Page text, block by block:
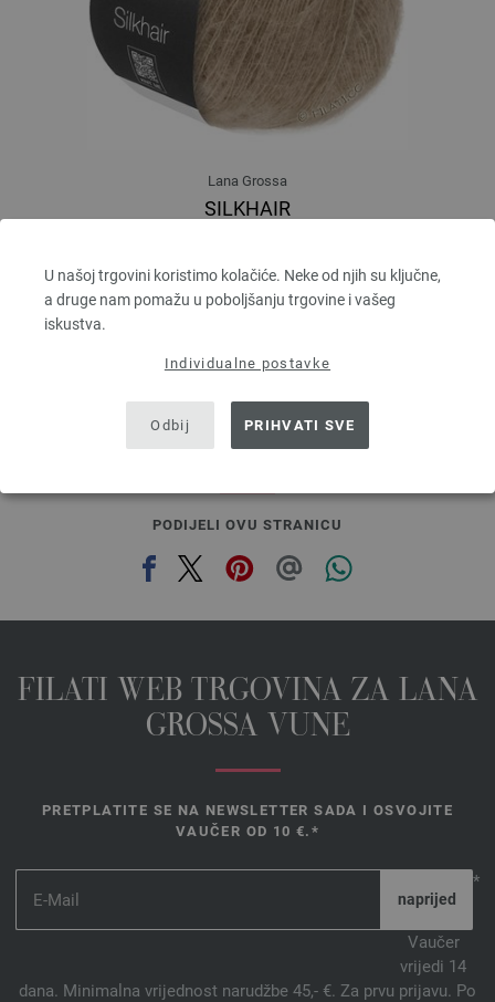
U našoj trgovini koristimo kolačiće. Neke od njih su ključne,
a druge nam pomažu u poboljšanju trgovine i vašeg
iskustva.
Individualne postavke
Odbij PRIHVATI SVE
Lana Grossa
SILKHAIR
Većina igle: 4,5 - 5
6,64 € - 8,36 €
PODIJELI OVU STRANICU
FILATI WEB TRGOVINA ZA LANA
GROSSA VUNE
PRETPLATITE SE NA NEWSLETTER SADA I OSVOJITE
VAUČER OD 10 €.*
*
Vaučer
vrijedi 14
dana. Minimalna vrijednost narudžbe 45,- €. Za prvu prijavu. Po